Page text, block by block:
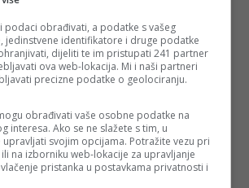
podaci obrađivati, a podatke s vašeg
jedinstvene identifikatore i druge podatke
dijeliti te im pristupati 241 partner
ova web-lokacija. Mi i naši partneri
precizne podatke o geolociranju.
obrađivati vaše osobne podatke na
interesa. Ako se ne slažete s tim, u
upravljati svojim opcijama. Potražite vezu pri
na izborniku web-lokacije za upravljanje
pristanka u postavkama privatnosti i